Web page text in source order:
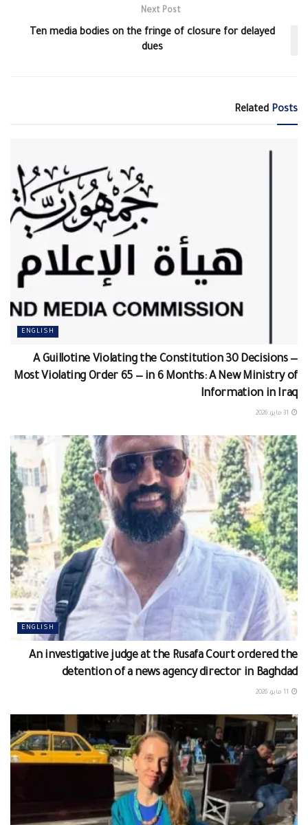
Next Post
Ten media bodies on the fringe of closure for delayed
dues
Related Posts
ENGLISH
A Guillotine Violating the Constitution 30 Decisions —
Most Violating Order 65 — in 6 Months: A New Ministry of
Information in Iraq
ENGLISH
An investigative judge at the Rusafa Court ordered the
detention of a news agency director in Baghdad